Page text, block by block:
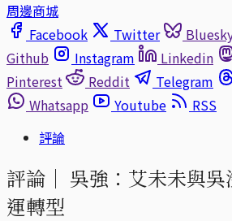
周邊商城
Facebook
Twitter
Github
Instagram Linkedin
Pinterest
Reddit Telegram
Whatsapp
Youtube
RSS
評論
評論｜ 吳強：艾未未與
運轉型